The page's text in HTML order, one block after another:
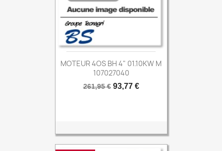
MOTEUR 4OS BH 4" 01.10KW M
107027040
Prix
261,95 € Prix
93,77 €